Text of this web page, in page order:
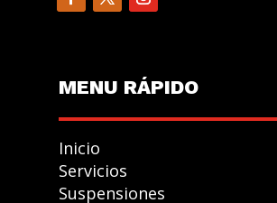
MENU RÁPIDO
Inicio
Servicios
Suspensiones